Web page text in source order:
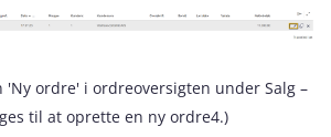
'Ny ordre' i ordreoversigten under Salg –
til at oprette en ny ordre4.)